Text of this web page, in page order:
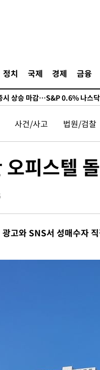
정치 국제 경제 금융
시 상승 마감…S&P 0.6% 나스
시 상승 마감…S&P 0.6% 나스
시 상승 마감…S&P 0.6% 나스
사건/사고 법원/검찰
오피스텔
광고와 SNS서 성매수자